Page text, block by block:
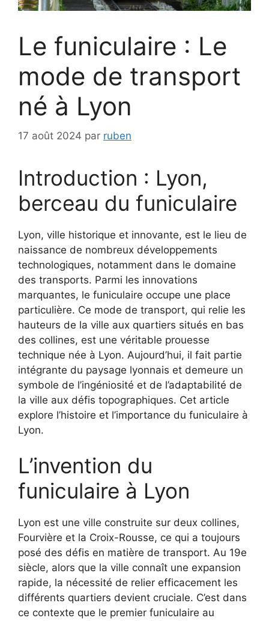
Le funiculaire : Le
mode de transport
né à Lyon
17 août 2024 par ruben
Introduction : Lyon,
berceau du funiculaire
Lyon, ville historique et innovante, est le lieu de
naissance de nombreux développements
technologiques, notamment dans le domaine
des transports. Parmi les innovations
marquantes, le funiculaire occupe une place
particulière. Ce mode de transport, qui relie les
hauteurs de la ville aux quartiers situés en bas
des collines, est une véritable prouesse
technique née à Lyon. Aujourd’hui, il fait partie
intégrante du paysage lyonnais et demeure un
symbole de l’ingéniosité et de l’adaptabilité de
la ville aux défis topographiques. Cet article
explore l’histoire et l’importance du funiculaire à
Lyon.
L’invention du
funiculaire à Lyon
Lyon est une ville construite sur deux collines,
Fourvière et la Croix-Rousse, ce qui a toujours
posé des défis en matière de transport. Au 19e
siècle, alors que la ville connaît une expansion
rapide, la nécessité de relier efficacement les
différents quartiers devient cruciale. C’est dans
ce contexte que le premier funiculaire au